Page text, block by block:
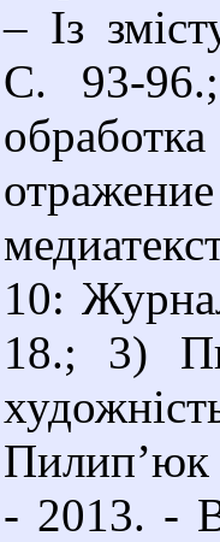
– Із
С. 93-
10:
18.; 3)
Пилип’юк
- 2013. -